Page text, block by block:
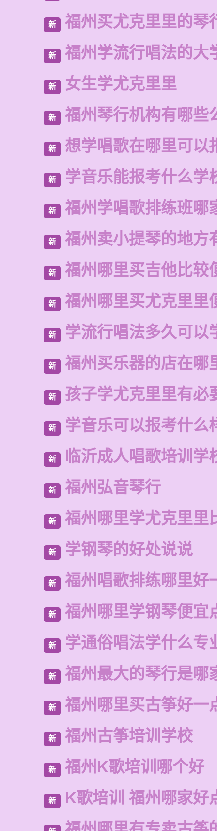
新 福州买尤克里里的琴
新 福州学流行唱法的大
新 女生学尤克里里
新 福州琴行机构有哪些
新 想学唱歌在哪里可以
新 学音乐能报考什么学
新 福州学唱歌排练班哪
新 福州卖小提琴的地方
新 福州哪里买吉他比较
新 福州哪里买尤克里里
新 学流行唱法多久可以
新 福州买乐器的店在哪
新 孩子学尤克里里有必
新 学音乐可以报考什么
新 临沂成人唱歌培训学
新 福州弘音琴行
新 福州哪里学尤克里里
新 学钢琴的好处说说
新 福州唱歌排练哪里好
新 福州哪里学钢琴便宜
新 学通俗唱法学什么专
新 福州最大的琴行是哪
新 福州哪里买古筝好一
新 福州古筝培训学校
新 福州K歌培训哪个好
新 K歌培训 福州哪家好